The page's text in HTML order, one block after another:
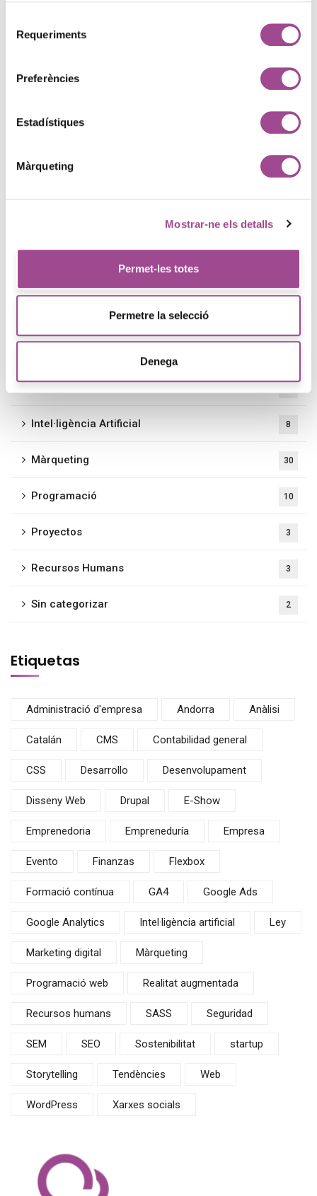
Requeriments
Preferències
Estadístiques
Màrqueting
Mostrar-ne els detalls
Permet-les totes
Permetre la selecció
Denega
Categorías
8
Comptabilitat 3
Intel·ligència Artificial 8
Màrqueting 30
Programació 10
Proyectos 3
Recursos Humans 3
Sin categorizar 2
Etiquetas
Administració d'empresa Andorra Anàlisi
Catalán CMS Contabilidad general
CSS Desarrollo Desenvolupament
Disseny Web Drupal E-Show
Emprenedoria Empreneduría Empresa
Evento Finanzas Flexbox
Formació contínua GA4 Google Ads
Google Analytics Intel·ligència artificial Ley
Marketing digital Màrqueting
Programació web Realitat augmentada
Recursos humans SASS Seguridad
SEM SEO Sostenibilitat startup
Storytelling Tendències Web
WordPress Xarxes socials